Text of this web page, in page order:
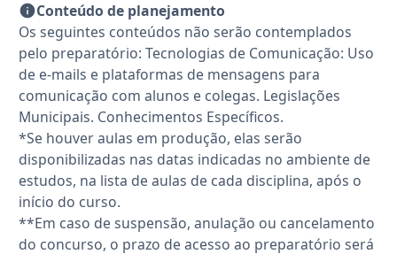
Conteúdo de planejamento
Os seguintes conteúdos não serão contemplados
pelo preparatório: Tecnologias de Comunicação: Uso
de e-mails e plataformas de mensagens para
comunicação com alunos e colegas. Legislações
Municipais. Conhecimentos Específicos.
*Se houver aulas em produção, elas serão
disponibilizadas nas datas indicadas no ambiente de
estudos, na lista de aulas de cada disciplina, após o
início do curso.
**Em caso de suspensão, anulação ou cancelamento
do concurso, o prazo de acesso ao preparatório será